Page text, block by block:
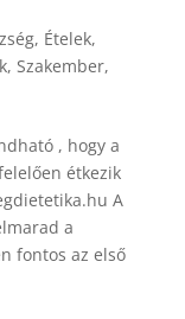
, Ételek,
, Szakember,
, hogy a
étkezik
A
a
fontos az első